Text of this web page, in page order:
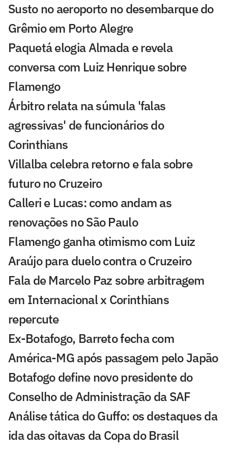
Susto no aeroporto no desembarque do
Grêmio em Porto Alegre
Paquetá elogia Almada e revela
conversa com Luiz Henrique sobre
Flamengo
Árbitro relata na súmula 'falas
agressivas' de funcionários do
Corinthians
Villalba celebra retorno e fala sobre
futuro no Cruzeiro
Calleri e Lucas: como andam as
renovações no São Paulo
Flamengo ganha otimismo com Luiz
Araújo para duelo contra o Cruzeiro
Fala de Marcelo Paz sobre arbitragem
em Internacional x Corinthians
repercute
Ex-Botafogo, Barreto fecha com
América-MG após passagem pelo Japão
Botafogo define novo presidente do
Conselho de Administração da SAF
Análise tática do Guffo: os destaques da
ida das oitavas da Copa do Brasil